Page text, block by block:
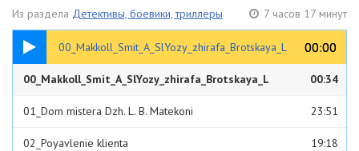
Из раздела Детективы, боевики, триллеры 7 часов 17 минут
00_Makkoll_Smit_A_SlYozy_zhirafa_Brotskaya_L 00:00
00:00
00:34
00_Makkoll_Smit_A_SlYozy_zhirafa_Brotskaya_L 00:34
01_Dom mistera Dzh. L. B. Matekoni 23:51
02_Poyavlenie klienta 19:18